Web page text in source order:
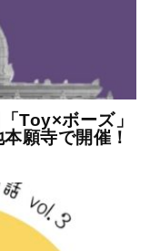
Toy×ボーズ」
願寺で開催！